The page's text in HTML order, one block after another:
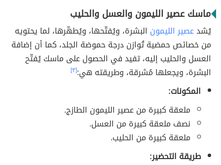
ماسك عصير الليمون والعسل والحليب
يُشدعصير الليمون البشرة، ويُفتّحها، ويُطهّرها، لما يحتويه
من خصائص حمضية تُوازن درجة حموضة الجلد، كما أن إضافة
العسل والحليب إليه، تفيد في الحصول على ماسك يُفتّح
البشرة، ويجعلها مُشرقة، وطريقته هي:[٣]
المكونات:
ملعقة كبيرة من عصير الليمون الطازج.
نصف ملعقة كبيرة من العسل.
ملعقة كبيرة من الحليب.
طريقة التحضير: